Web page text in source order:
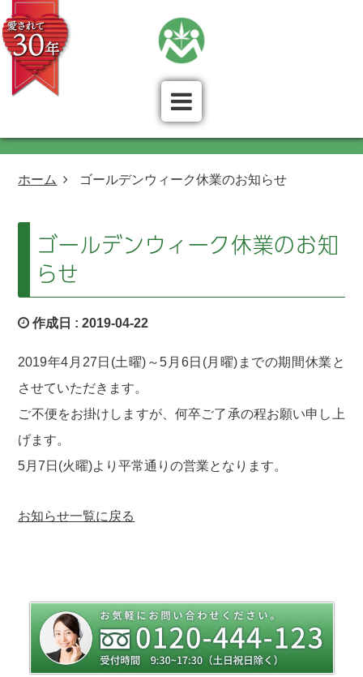
ホーム ゴールデンウィーク休業のお知らせ
ゴールデンウィーク休業のお知
らせ
作成日 :2019-04-22
2019年4月27日(土曜)～5月6日(月曜)までの期間休業と
させていただきます。
ご不便をお掛けしますが、何卒ご了承の程お願い申し上
げます。
5月7日(火曜)より平常通りの営業となります。
お知らせ一覧に戻る